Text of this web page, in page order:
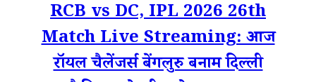
RCB vs DC, IPL 2026 26th
Match Live Streaming: आज
रॉयल चैलेंजर्स बेंगलुरु बनाम दिल्ली